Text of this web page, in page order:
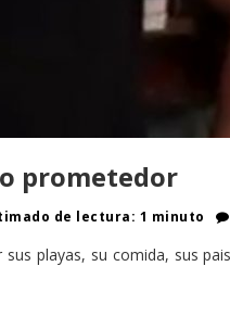
prometedor
de lectura: 1 minuto
playas, su comida, sus